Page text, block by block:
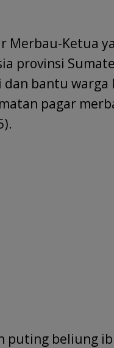
gr
a
m
a
d
s
er
Merbau-Ketua
provinsi
bantu
pagar
puting beliung